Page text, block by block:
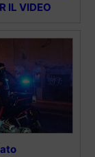
IL VIDEO